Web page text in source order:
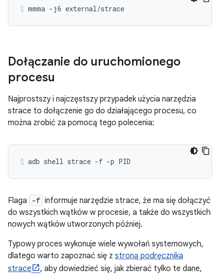
Dołączanie do uruchomionego
procesu
Najprostszy i najczęstszy przypadek użycia narzędzia
strace to dołączenie go do działającego procesu, co
można zrobić za pomocą tego polecenia:
Flaga -f informuje narzędzie strace, że ma się dołączyć
do wszystkich wątków w procesie, a także do wszystkich
nowych wątków utworzonych później.
Typowy proces wykonuje wiele wywołań systemowych,
dlatego warto zapoznać się z stroną podręcznika
strace
, aby dowiedzieć się, jak zbierać tylko te dane,